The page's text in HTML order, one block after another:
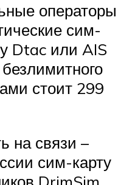
операторы
сим-
Dtac или AIS
стоит 299
на связи –
сим-карту